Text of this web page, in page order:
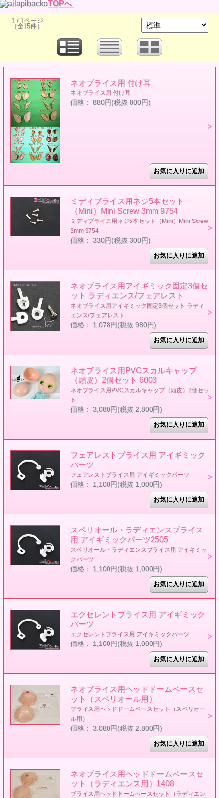
TOPへ
1 / 1ページ
（全15件）
ネオブライス用 付け耳
ネオブライス用 付け耳
価格： 880円(税抜 800円)
ミディブライス用ネジ5本セット
（Mini）Mini Screw 3mm 9754
ミディブライス用ネジ5本セット（Mini）Mini Screw
3mm 9754
価格： 330円(税抜 300円)
ネオブライス用アイギミック固定3個セ
ット ラディエンス/フェアレスト
ネオブライス用アイギミック固定3個セット ラディ
エンス/フェアレスト
価格： 1,078円(税抜 980円)
ネオブライス用PVCスカルキャップ
（頭皮）2個セット 6003
ネオブライス用PVCスカルキャップ（頭皮）2個セッ
ト
価格： 3,080円(税抜 2,800円)
フェアレストブライス用 アイギミック
パーツ
フェアレストブライス用 アイギミックパーツ
価格： 1,100円(税抜 1,000円)
スペリオール・ラディエンスブライス
用 アイギミックパーツ2505
スペリオール・ラディエンスブライス用 アイギミッ
クパーツ
価格： 1,100円(税抜 1,000円)
エクセレントブライス用 アイギミック
パーツ
エクセレントブライス用 アイギミックパーツ
価格： 1,100円(税抜 1,000円)
ネオブライス用ヘッドドームベースセ
ット（スペリオール用）
ブライス用ヘッドドームベースセット（スペリオー
ル用）
価格： 3,080円(税抜 2,800円)
ネオブライス用ヘッドドームベースセ
ット（ラディエンス用）1408
ブライス用ヘッドドームベースセット（ラディエン